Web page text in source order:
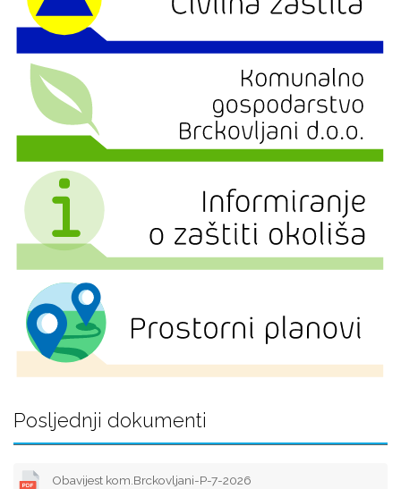
Posljednji dokumenti
Obavijest kom.Brckovljani-P-7-2026